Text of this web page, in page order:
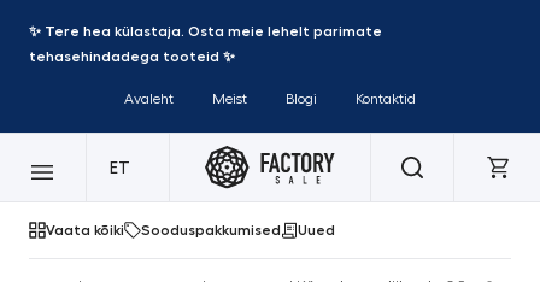
✨ Tere hea külastaja. Osta meie lehelt parimate
tehasehindadega tooteid ✨
Avaleht Meist Blogi Kontaktid
ET
Vaata kõiki Sooduspakkumised Uued